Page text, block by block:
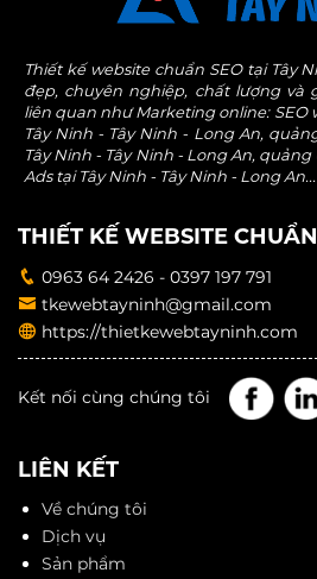
Thiết kế website chuẩn SEO tại Tây
đẹp, chuyên nghiệp, chất lượng và
liên quan như Marketing online: SEO
Tây Ninh - Tây Ninh - Long An,
Tây Ninh - Tây Ninh - Long An,
Ads tại Tây Ninh - Tây Ninh - Long An...
THIẾT KẾ WEBSITE
0963 64 2426 - 0397 197 791
tkewebtayninh@gmail.com
https://thietkewebtayninh.com
Kết nối cùng chúng tôi
LIÊN KẾT
Về chúng tôi
Dịch vụ
Sản phẩm